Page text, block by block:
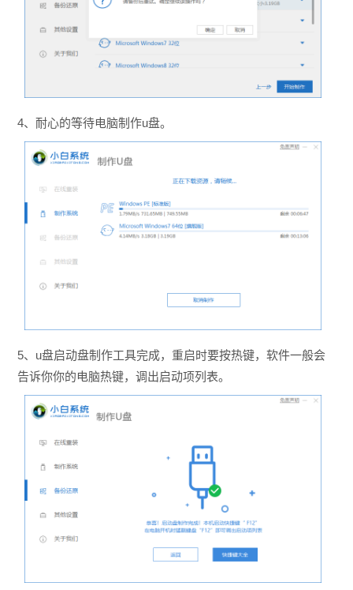
4、耐心的等待电脑制作u盘。
5、u盘启动盘制作工具完成，重启时要按热键，软件一般会
告诉你你的电脑热键，调出启动项列表。